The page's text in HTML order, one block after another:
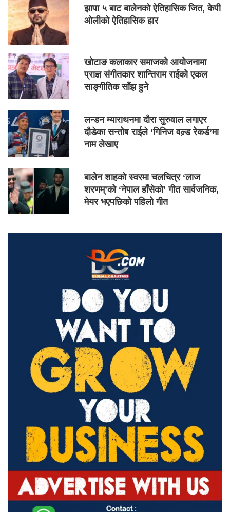
झापा ५ बाट बालेनको ऐतिहासिक जित, केपी
ओलीको ऐतिहासिक हार
खोटाङ कलाकार समाजको आयोजनामा
प्राज्ञ संगीतकार शान्तिराम राईको एकल
साङ्गीतिक साँझ हुने
लन्डन म्याराथनमा दौरा सुरुवाल लगाएर
दौडेका सन्तोष राईले ‘गिनिज वल्र्ड रेकर्ड’मा
नाम लेखाए
बालेन शाहको स्वरमा चलचित्र ‘लाज
शरणम्’को ‘नेपाल हाँसेको’ गीत सार्वजनिक,
मेयर भएपछिको पहिलो गीत